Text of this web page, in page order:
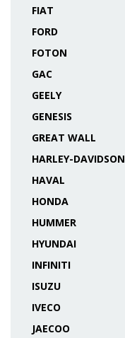
FIAT
FORD
FOTON
GAC
GEELY
GENESIS
GREAT WALL
HARLEY-DAVIDSON
HAVAL
HONDA
HUMMER
HYUNDAI
INFINITI
ISUZU
IVECO
JAECOO